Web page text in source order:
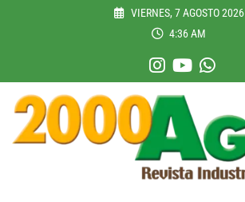
VIERNES, 7 AGOSTO 2026
4:36 AM